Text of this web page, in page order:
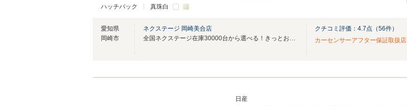
ハッチバック 真珠白
愛知県
岡崎市
ネクステージ 岡崎美合店
全国ネクステージ在庫30000台から選べる！きっとお気に入りの愛車が見つかります！
クチコミ評価： 4.7点（56件）
カーセンサーアフター保証取扱店
日産